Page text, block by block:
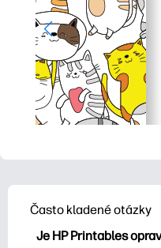
Často kladené otázky
Je HP Printables